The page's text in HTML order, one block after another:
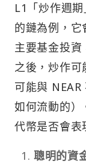
L1「炒作週
的鏈為例，它
主要基金投
之後，炒作
可能與
如何流動的）
代幣是否會表
聰明的資